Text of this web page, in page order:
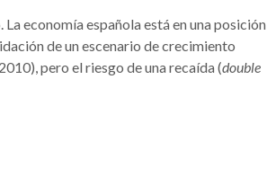
economía española está en una posición
de un escenario de crecimiento
pero el riesgo de una recaída (double